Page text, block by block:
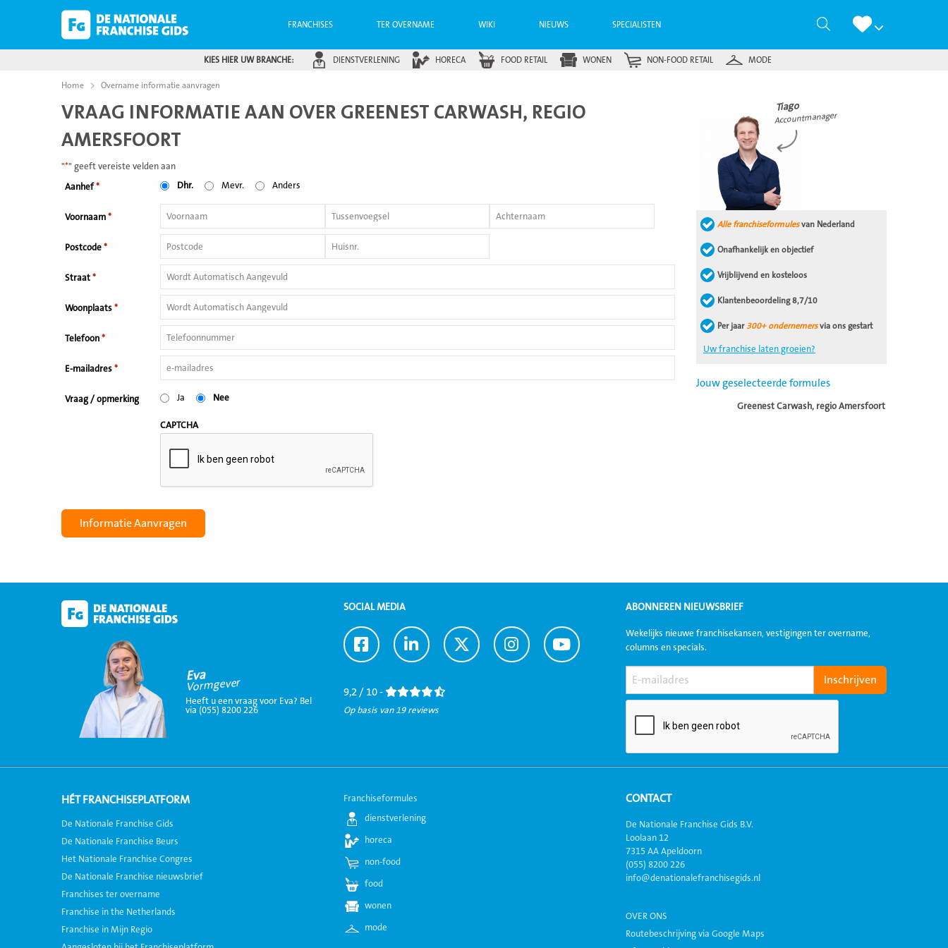
FRANCHISES TER OVERNAME WIKI NIEUWS SPECIALISTEN Zoeken
KIES HIER UW BRANCHE: DIENSTVERLENING HORECA FOOD RETAIL WONEN NON-FOOD RETAIL MODE
Home Overname informatie aanvragen
VRAAG INFORMATIE AAN OVER GREENEST CARWASH, REGIO
AMERSFOORT
"*" geeft vereiste velden aan
Aanhef * Dhr. Mevr. Anders
Voornaam *
Postcode *
Straat *
Woonplaats *
Telefoon *
E-mailadres *
Vraag / opmerking Ja Nee
CAPTCHA
Tiago
Accountmanager
Alle franchiseformulesvan Nederland
Onafhankelijk en objectief
Vrijblijvend en kosteloos
Klantenbeoordeling 8,7/10
Per jaar 300+ ondernemersvia ons gestart
Uw franchise laten groeien?
Jouw geselecteerde formules
Greenest Carwash, regio Amersfoort
Eva
Vormgever
Heeft u een vraag voor Eva? Bel
via (055) 8200 226
SOCIAL MEDIA
Ga
naar
Ga
naar
Ga
naar
Ga
naar
Ga
naar
9,2 / 10 -
Op basis van 19 reviews
ABONNEREN NIEUWSBRIEF
Wekelijks nieuwe franchisekansen, vestigingen ter overname,
columns en specials.
HÉT FRANCHISEPLATFORM
De Nationale Franchise Gids
De Nationale Franchise Beurs
Het Nationale Franchise Congres
De Nationale Franchise nieuwsbrief
Franchises ter overname
Franchise in the Netherlands
Franchise in Mijn Regio
Franchiseformules
dienstverlening
horeca
non-food
food
wonen
mode
CONTACT
De Nationale Franchise Gids B.V.
Loolaan 12
7315 AA Apeldoorn
(055) 8200 226
info@denationalefranchisegids.nl
OVER ONS
Routebeschrijving via Google Maps